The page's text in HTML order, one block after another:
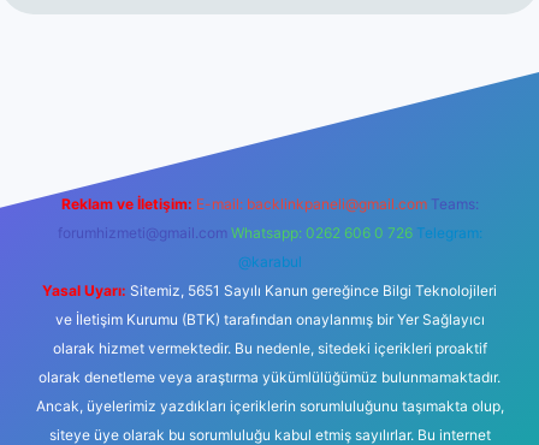
Reklam ve İletişim: E-mail: backlinkpaneli@gmail.com Teams:
forumhizmeti@gmail.com Whatsapp: 0262 606 0 726 Telegram:
@karabul
Yasal Uyarı: Sitemiz, 5651 Sayılı Kanun gereğince Bilgi Teknolojileri
ve İletişim Kurumu (BTK) tarafından onaylanmış bir Yer Sağlayıcı
olarak hizmet vermektedir. Bu nedenle, sitedeki içerikleri proaktif
olarak denetleme veya araştırma yükümlülüğümüz bulunmamaktadır.
Ancak, üyelerimiz yazdıkları içeriklerin sorumluluğunu taşımakta olup,
siteye üye olarak bu sorumluluğu kabul etmiş sayılırlar. Bu internet